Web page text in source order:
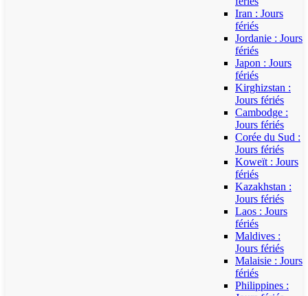
Iran : Jours
fériés
Jordanie : Jours
fériés
Japon : Jours
fériés
Kirghizstan :
Jours fériés
Cambodge :
Jours fériés
Corée du Sud :
Jours fériés
Koweït : Jours
fériés
Kazakhstan :
Jours fériés
Laos : Jours
fériés
Maldives :
Jours fériés
Malaisie : Jours
fériés
Philippines :